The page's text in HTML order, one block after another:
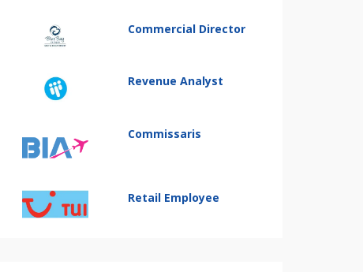
Commercial Director
Revenue Analyst
Commissaris
Retail Employee